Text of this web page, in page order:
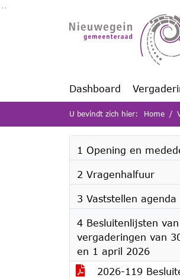
Ga naar de inhoud van deze pagina
Dashboard
U bevindt zich hier: Home
1 Opening en
2 Vragenhalfuur
3 Vaststellen agenda
4 Besluitenlijsten
vergaderingen van
en 1 april 2026
2026-119